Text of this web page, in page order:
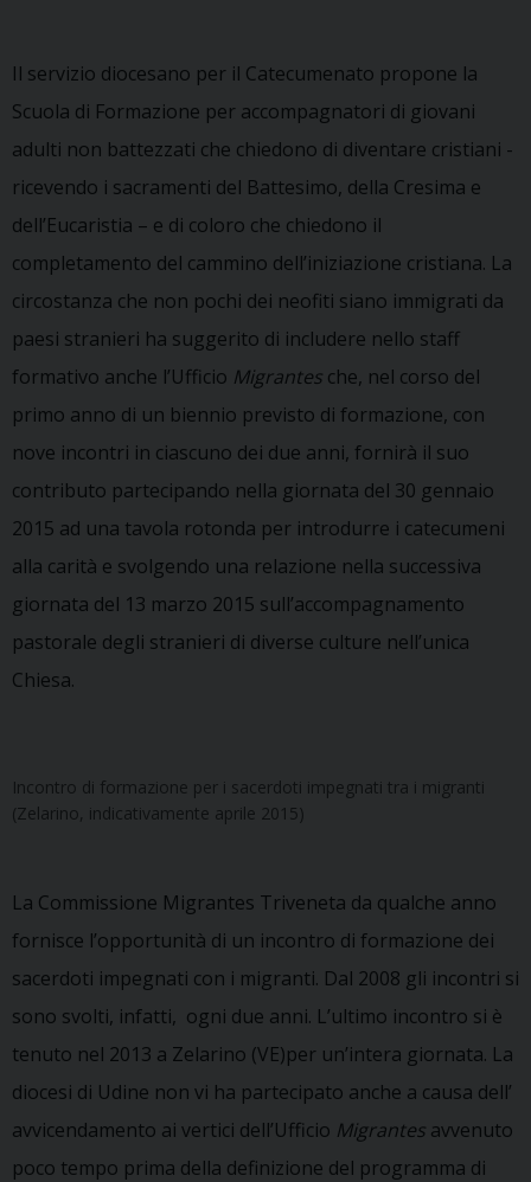
Il servizio diocesano per il Catecumenato propone la
Scuola di Formazione per accompagnatori di giovani
adulti non battezzati che chiedono di diventare cristiani -
ricevendo i sacramenti del Battesimo, della Cresima e
dell’Eucaristia – e di coloro che chiedono il
completamento del cammino dell’iniziazione cristiana. La
circostanza che non pochi dei neofiti siano immigrati da
paesi stranieri ha suggerito di includere nello staff
formativo anche l’Ufficio Migrantes che, nel corso del
primo anno di un biennio previsto di formazione, con
nove incontri in ciascuno dei due anni, fornirà il suo
contributo partecipando nella giornata del 30 gennaio
2015 ad una tavola rotonda per introdurre i catecumeni
alla carità e svolgendo una relazione nella successiva
giornata del 13 marzo 2015 sull’accompagnamento
pastorale degli stranieri di diverse culture nell’unica
Chiesa.
Incontro di formazione per i sacerdoti impegnati tra i migranti
(Zelarino, indicativamente aprile 2015)
La Commissione Migrantes Triveneta da qualche anno
fornisce l’opportunità di un incontro di formazione dei
sacerdoti impegnati con i migranti. Dal 2008 gli incontri si
sono svolti, infatti, ogni due anni. L’ultimo incontro si è
tenuto nel 2013 a Zelarino (VE)per un’intera giornata. La
diocesi di Udine non vi ha partecipato anche a causa dell’
avvicendamento ai vertici dell’Ufficio Migrantes avvenuto
poco tempo prima della definizione del programma di